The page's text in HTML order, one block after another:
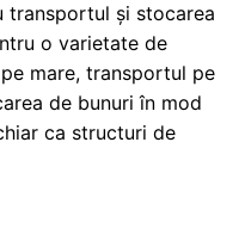
transportul și stocarea
o varietate de
mare, transportul pe
de bunuri în mod
ca structuri de